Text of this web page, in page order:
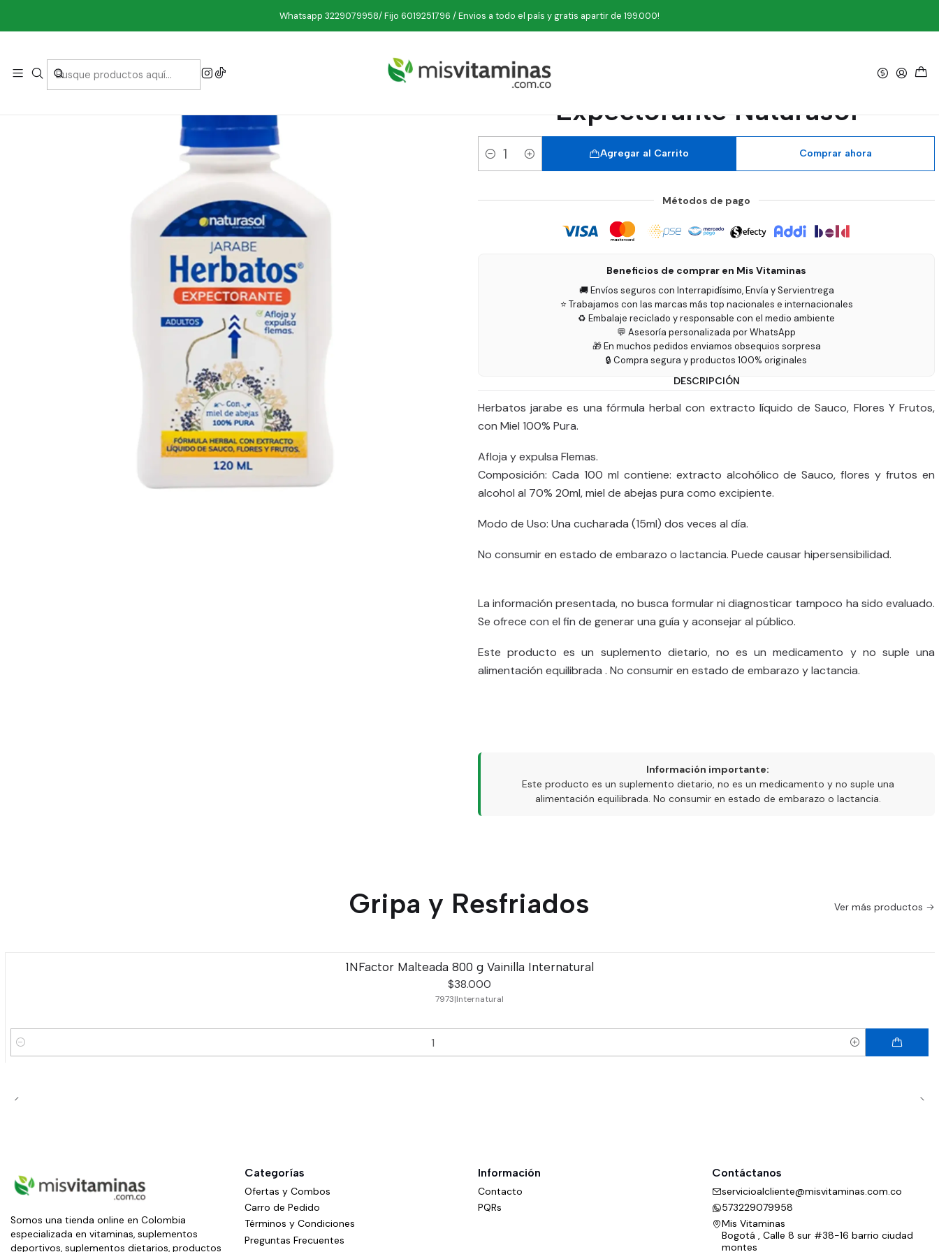
Whatsapp 3229079958/ Fijo 6019251796 / Envios a todo el país y gratis apartir de 199.000!
Comestibles Propoleos y Jaleas HERBATOS Jarabe Adultos 120 ml Expectorante Naturasol
HERBATOS Jarabe Adultos 120 ml
Expectorante Naturasol
Cantidad
Agregar al Carrito Comprar ahora
Métodos de pago
Beneficios de comprar en Mis Vitaminas
🚚 Envíos seguros con Interrapidísimo, Envía y Servientrega
⭐ Trabajamos con las marcas más top nacionales e internacionales
♻️ Embalaje reciclado y responsable con el medio ambiente
💬 Asesoría personalizada por WhatsApp
🎁 En muchos pedidos enviamos obsequios sorpresa
🔒 Compra segura y productos 100% originales
DESCRIPCIÓN
Herbatos jarabe es una fórmula herbal con extracto líquido de Sauco, Flores Y Frutos,
con Miel 100% Pura.
Afloja y expulsa Flemas.
Composición: Cada 100 ml contiene: extracto alcohólico de Sauco, flores y frutos en
alcohol al 70% 20ml, miel de abejas pura como excipiente.
Modo de Uso: Una cucharada (15ml) dos veces al día.
No consumir en estado de embarazo o lactancia. Puede causar hipersensibilidad.
La información presentada, no busca formular ni diagnosticar tampoco ha sido evaluado.
Se ofrece con el fin de generar una guía y aconsejar al público.
Este producto es un suplemento dietario, no es un medicamento y no suple una
alimentación equilibrada . No consumir en estado de embarazo y lactancia.
Información importante:
Este producto es un suplemento dietario, no es un medicamento y no suple una
alimentación equilibrada. No consumir en estado de embarazo o lactancia.
Gripa y Resfriados Ver más productos
1NFactor Malteada 800 g Vainilla Internatural
$38.000
7973|Internatural
Cantidad
Somos una tienda online en Colombia
especializada en vitaminas, suplementos
deportivos, suplementos dietarios, productos
Categorías
Ofertas y Combos
Carro de Pedido
Términos y Condiciones
Preguntas Frecuentes
Información
Contacto
PQRs
Contáctanos
servicioalcliente@misvitaminas.com.co
573229079958
Mis Vitaminas
Bogotá , Calle 8 sur #38-16 barrio ciudad
montes